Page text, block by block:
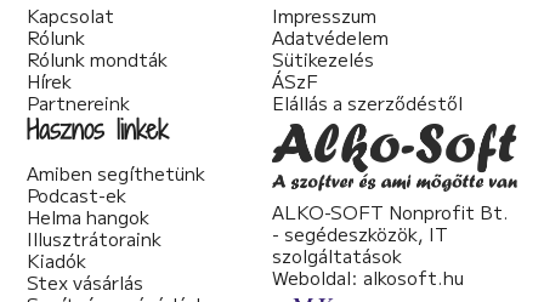
Kapcsolat
Rólunk
Rólunk mondták
Hírek
Partnereink
Impresszum
Adatvédelem
Sütikezelés
ÁSzF
Elállás a szerződéstől
Hasznos linkek
Amiben segíthetünk
Podcast-ek
Helma hangok
Illusztrátoraink
Kiadók
Stex vásárlás
ALKO-SOFT Nonprofit Bt.
- segédeszközök, IT
szolgáltatások
Weboldal: alkosoft.hu